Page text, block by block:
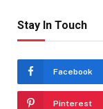
Stay In Touch
Facebook
Pinterest